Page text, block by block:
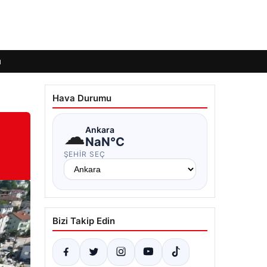
Hava Durumu
☁Ankara
NaN°C
ŞEHIR SEÇ
Bizi Takip Edin